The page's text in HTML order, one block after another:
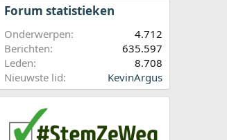
Forum statistieken
Onderwerpen
4.712
Berichten
635.597
Leden
8.708
Nieuwste lid
KevinArgus